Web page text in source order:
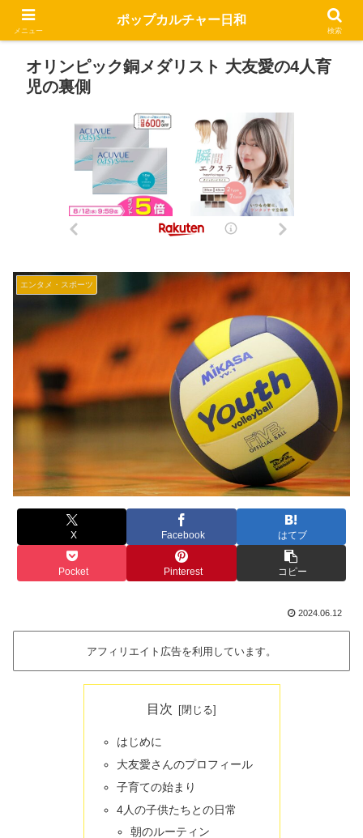
オリンピック銅メダリスト 大友愛の4人育
児の裏側
エンタメ・スポーツ
X Facebook はてブ
Pocket Pinterest コピー
2024.06.12
アフィリエイト広告を利用しています。
目次
はじめに
大友愛さんのプロフィール
子育ての始まり
4人の子供たちとの日常
朝のルーティン
メニュー
ポップカルチャー日和
検索